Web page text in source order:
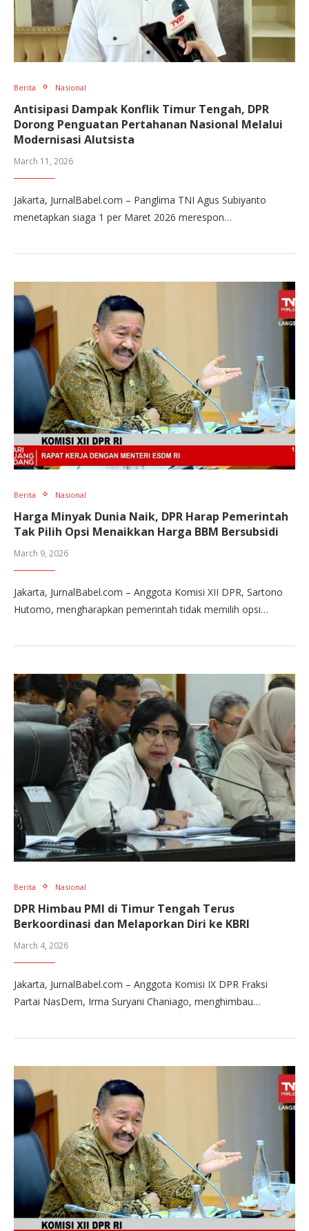
Berita Nasional
Antisipasi Dampak Konflik Timur Tengah, DPR
Dorong Penguatan Pertahanan Nasional Melalui
Modernisasi Alutsista
March 11, 2026
Jakarta, JurnalBabel.com – Panglima TNI Agus Subiyanto
menetapkan siaga 1 per Maret 2026 merespon…
Berita Nasional
Harga Minyak Dunia Naik, DPR Harap Pemerintah
Tak Pilih Opsi Menaikkan Harga BBM Bersubsidi
March 9, 2026
Jakarta, JurnalBabel.com – Anggota Komisi XII DPR, Sartono
Hutomo, mengharapkan pemerintah tidak memilih opsi…
Berita Nasional
DPR Himbau PMI di Timur Tengah Terus
Berkoordinasi dan Melaporkan Diri ke KBRI
March 4, 2026
Jakarta, JurnalBabel.com – Anggota Komisi IX DPR Fraksi
Partai NasDem, Irma Suryani Chaniago, menghimbau…